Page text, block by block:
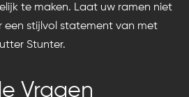
te maken. Laat uw ramen niet
stijlvol statement van met
Stunter.
Vragen